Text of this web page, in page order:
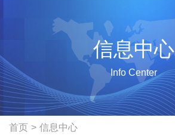
信息中心
Info Center
首页 > 信息中心